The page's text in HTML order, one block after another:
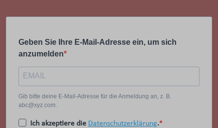
Geben Sie Ihre E-Mail-Adresse ein, um sich
anzumelden
Gib bitte deine E-Mail-Adresse für die Anmeldung an, z. B.
abc@xyz.com.
Ich akzeptiere die Datenschutzerklärung.